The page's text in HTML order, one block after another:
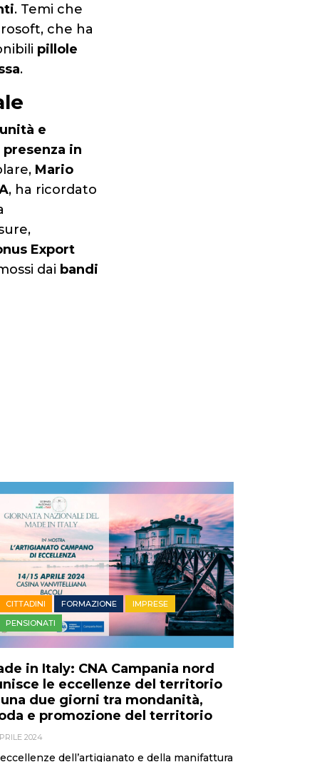
. Temi che
che ha
pillole
.
e
in
Mario
, ha ricordato
Export
dai bandi
CITTADINI FORMAZIONE
IMPRESE
PENSIONATI
in Italy: CNA Campania nord
le eccellenze del territorio
due giorni tra mondanità,
e promozione del territorio
2024
dell’artigianato e della manifattura